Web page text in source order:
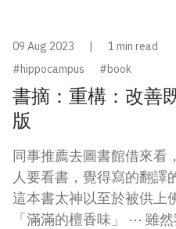
09 Aug 2023 |
1 min read
#hippocampus
#book
書摘：重構：改善
版
同事推薦去圖書館借來看
人要看書，覺得寫的翻譯
這本書太神以至於被供上
「滿滿的檀香味」 ⋯ 雖